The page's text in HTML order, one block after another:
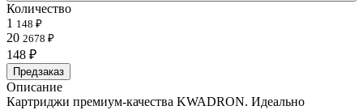
Количество
1 148 ₽
20 2678 ₽
148 ₽
Предзаказ
Описание
Картриджи премиум-качества KWADRON. Идеально